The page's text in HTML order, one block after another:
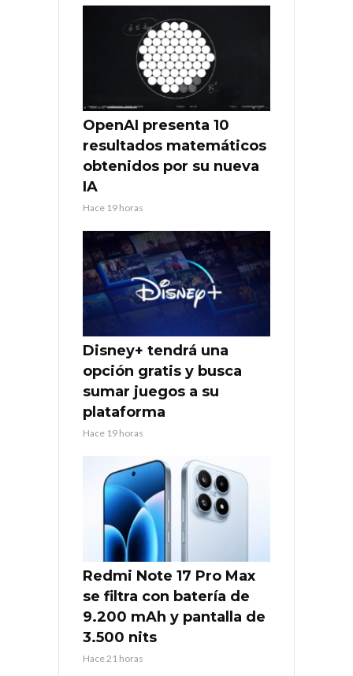
OpenAI presenta 10
resultados matemáticos
obtenidos por su nueva
IA
Hace 19 horas
Disney+ tendrá una
opción gratis y busca
sumar juegos a su
plataforma
Hace 19 horas
Redmi Note 17 Pro Max
se filtra con batería de
9.200 mAh y pantalla de
3.500 nits
Hace 21 horas